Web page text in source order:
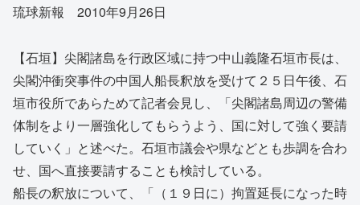
琉球新報 2010年9月26日
【石垣】尖閣諸島を行政区域に持つ中山義隆石垣市長は、
尖閣沖衝突事件の中国人船長釈放を受けて２５日午後、石
垣市役所であらためて記者会見し、「尖閣諸島周辺の警備
体制をより一層強化してもらうよう、国に対して強く要請
していく」と述べた。石垣市議会や県などとも歩調を合わ
せ、国へ直接要請することも検討している。
船長の釈放について、「（１９日に）拘置延長になった時